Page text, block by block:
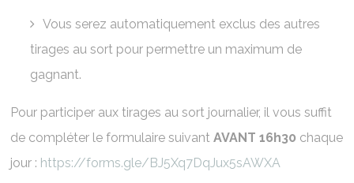
Vous serez automatiquement exclus des autres
tirages au sort pour permettre un maximum de
gagnant.
Pour participer aux tirages au sort journalier, il vous suffit
de compléter le formulaire suivantAVANT 16h30 chaque
jour : https://forms.gle/BJ5Xq7DqJux5sAWXA